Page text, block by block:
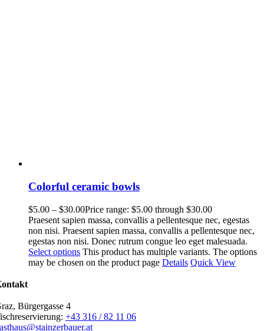
Colorful ceramic bowls
$5.00 – $30.00Price range: $5.00 through $30.00
Praesent sapien massa, convallis a pellentesque nec, egestas
non nisi. Praesent sapien massa, convallis a pellentesque nec,
egestas non nisi. Donec rutrum congue leo eget malesuada.
Select options This product has multiple variants. The options
may be chosen on the product page Details Quick View
Bürgergasse 4
+43 316 / 82 11 06